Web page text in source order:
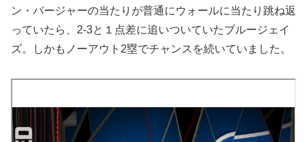
ン・バージャーの当たりが普通にウォールに当たり跳ね返
っていたら、2-3と１点差に追いついていたブルージェイ
ズ。しかもノーアウト2塁でチャンスを続いていました。